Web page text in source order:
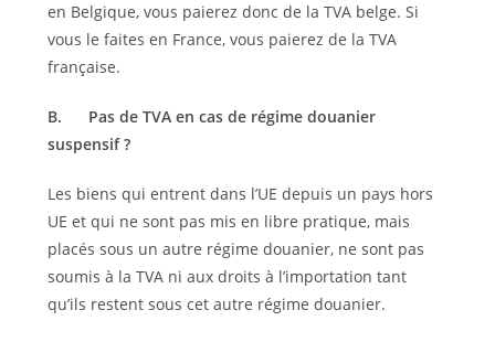
en Belgique, vous paierez donc de la TVA belge. Si
vous le faites en France, vous paierez de la TVA
française.
B. Pas de TVA en cas de régime douanier
suspensif ?
Les biens qui entrent dans l’UE depuis un pays hors
UE et qui ne sont pas mis en libre pratique, mais
placés sous un autre régime douanier, ne sont pas
soumis à la TVA ni aux droits à l’importation tant
qu’ils restent sous cet autre régime douanier.